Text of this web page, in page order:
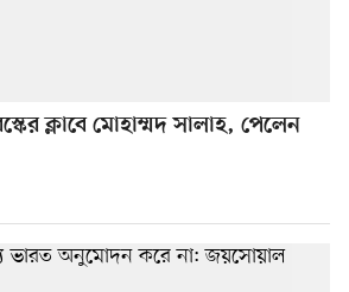
ক্লাবে মোহাম্মদ সালাহ, পেলেন